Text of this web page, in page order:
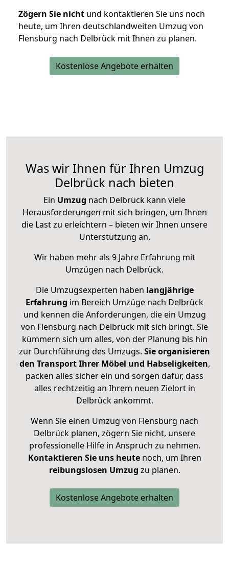
Zögern Sie nicht und kontaktieren Sie uns noch
heute, um Ihren deutschlandweiten Umzug von
Flensburg nach Delbrück mit Ihnen zu planen.
Kostenlose Angebote erhalten
Was wir Ihnen für Ihren Umzug
Delbrück nach bieten
Ein Umzug nach Delbrück kann viele
Herausforderungen mit sich bringen, um Ihnen
die Last zu erleichtern – bieten wir Ihnen unsere
Unterstützung an.
Wir haben mehr als 9 Jahre Erfahrung mit
Umzügen nach Delbrück.
Die Umzugsexperten haben langjährige
Erfahrung im Bereich Umzüge nach Delbrück
und kennen die Anforderungen, die ein Umzug
von Flensburg nach Delbrück mit sich bringt. Sie
kümmern sich um alles, von der Planung bis hin
zur Durchführung des Umzugs. Sie organisieren
den Transport Ihrer Möbel und Habseligkeiten,
packen alles sicher ein und sorgen dafür, dass
alles rechtzeitig an Ihrem neuen Zielort in
Delbrück ankommt.
Wenn Sie einen Umzug von Flensburg nach
Delbrück planen, zögern Sie nicht, unsere
professionelle Hilfe in Anspruch zu nehmen.
Kontaktieren Sie uns heutenoch, um Ihren
reibungslosen Umzug zu planen.
Kostenlose Angebote erhalten